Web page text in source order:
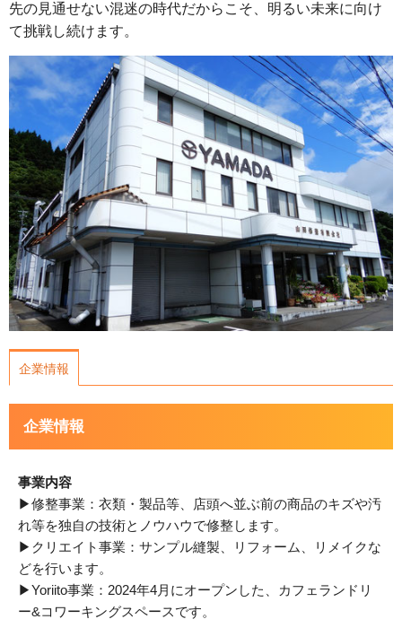
プライバシーポリシー
運営会社について
サイトマップ
先の見通せない混迷の時代だからこそ、明るい未来に向け
て挑戦し続けます。
企業情報
企業情報
事業内容
▶修整事業：衣類・製品等、店頭へ並ぶ前の商品のキズや汚
れ等を独自の技術とノウハウで修整します。
▶クリエイト事業：サンプル縫製、リフォーム、リメイクな
どを行います。
▶Yoriito事業：2024年4月にオープンした、カフェランドリ
ー&コワーキングスペースです。